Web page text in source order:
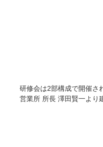
研修会は2部構成で開催さ
営業所 所長 澤田賢一より